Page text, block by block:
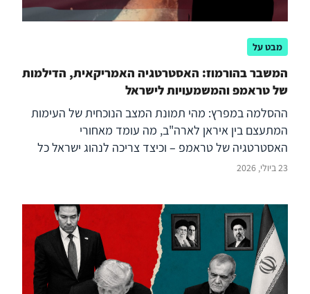
מבט על
המשבר בהורמוז: האסטרטגיה האמריקאית, הדילמות
של טראמפ והמשמעויות לישראל
ההסלמה במפרץ: מהי תמונת המצב הנוכחית של העימות
המתעצם בין איראן לארה"ב, מה עומד מאחורי
האסטרטגיה של טראמפ – וכיצד צריכה לנהוג ישראל כל
עוד היא נותרת מחוץ לעימות?
23 ביולי, 2026